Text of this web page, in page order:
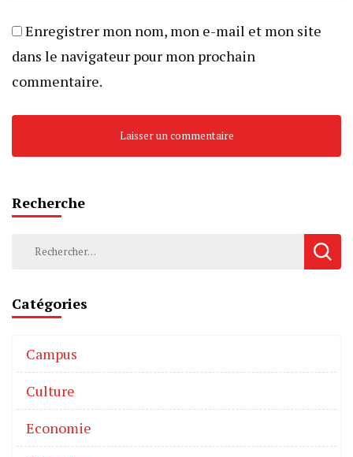
Enregistrer mon nom, mon e-mail et mon site
dans le navigateur pour mon prochain
commentaire.
Recherche
Catégories
Campus
Culture
Economie